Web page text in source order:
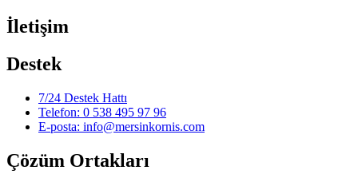
İletişim
Destek
7/24 Destek Hattı
Telefon: 0 538 495 97 96
E-posta: info@mersinkornis.com
Çözüm Ortakları